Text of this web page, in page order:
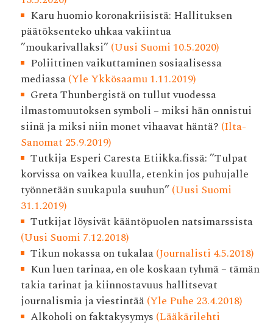
Karu huomio koronakriisistä: Hallituksen
päätöksenteko uhkaa vakiintua
”moukarivallaksi”(Uusi Suomi 10.5.2020)
Poliittinen vaikuttaminen sosiaalisessa
mediassa(Yle Ykkösaamu 1.11.2019)
Greta Thunbergistä on tullut vuodessa
ilmastomuutoksen symboli – miksi hän onnistui
siinä ja miksi niin monet vihaavat häntä? (Ilta-
Sanomat 25.9.2019)
Tutkija Esperi Caresta Etiikka.fissä: ”Tulpat
korvissa on vaikea kuulla, etenkin jos puhujalle
työnnetään suukapula suuhun”(Uusi Suomi
31.1.2019)
Tutkijat löysivät kääntöpuolen natsimarssista
(Uusi Suomi 7.12.2018)
Tikun nokassa on tukalaa(Journalisti 4.5.2018)
Kun luen tarinaa, en ole koskaan tyhmä – tämän
takia tarinat ja kiinnostavuus hallitsevat
journalismia ja viestintää(Yle Puhe 23.4.2018)
Alkoholi on faktakysymys (Lääkärilehti